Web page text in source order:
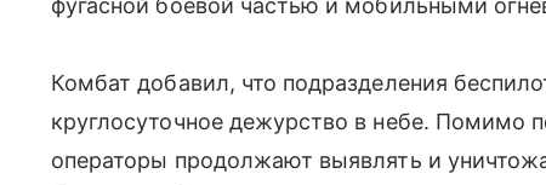
фугасной боевой частью и мобильными
Комбат добавил, что подразделения
круглосуточное дежурство в небе. Помимо
операторы продолжают выявлять и